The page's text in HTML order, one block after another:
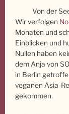
Von der
Wir verfolgen
Monaten und
Einblicken und
Nullen haben
dem Anja von
in Berlin
veganen Asia-
gekommen.